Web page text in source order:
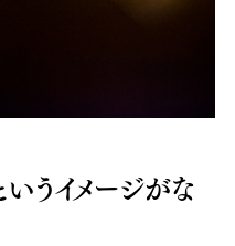
いうイメージがな